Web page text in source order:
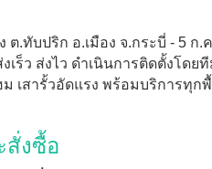
ต.ทับปริก อ.เมือง จ.กระบี่ - 5 ก.
เร็ว ส่งไว ดำเนินการติดตั้งโดย
เสารั้วอัดแรง พร้อมบริการทุก
สั่งซื้อ